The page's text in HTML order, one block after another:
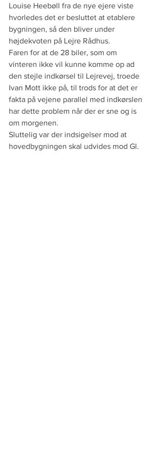
Louise Heebøll fra de nye ejere viste
hvorledes det er besluttet at etablere
bygningen, så den bliver under
højdekvoten på Lejre Rådhus.
Faren for at de 28 biler, som om
vinteren ikke vil kunne komme op ad
den stejle indkørsel til Lejrevej, troede
Ivan Mott ikke på, til trods for at det er
fakta på vejene parallel med indkørslen
har dette problem når der er sne og is
om morgenen.
Sluttelig var der indsigelser mod at
hovedbygningen skal udvides mod Gl.